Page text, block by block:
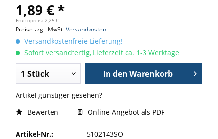
1,89 € *
Bruttopreis: 2,25 €
Preise zzgl. MwSt.Versandkosten
Versandkostenfreie Lieferung!
Sofort versandfertig, Lieferzeit ca. 1-3 Werktage
In den Warenkorb
Artikel günstiger gesehen?
Bewerten
Online-Angebot als PDF
Artikel-Nr.: 5102143SO